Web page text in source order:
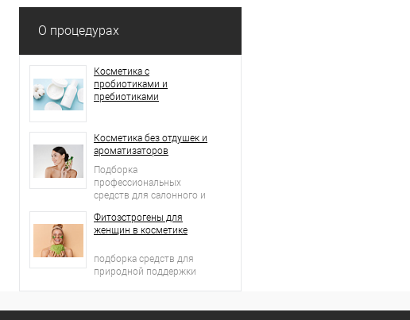
О процедурах
Косметика с
пробиотиками и
пребиотиками
Косметика без отдушек и
ароматизаторов
Подборка
профессиональных
средств для салонного и
Фитоэстрогены для
женщин в косметике
подборка средств для
природной поддержки